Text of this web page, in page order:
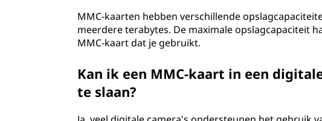
MMC-kaarten hebben verschillende
meerdere terabytes. De maximale opslagcapaciteit
MMC-kaart dat je gebruikt.
Kan ik een MMC-kaart in een
te slaan?